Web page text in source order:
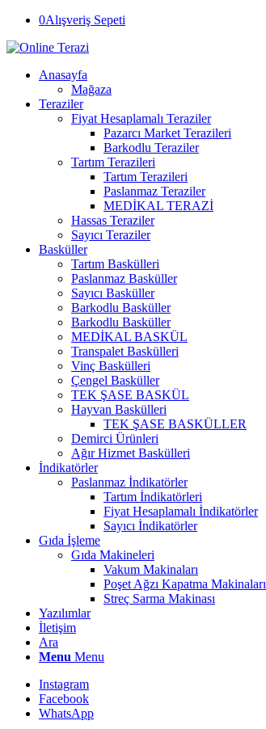
0Alışveriş Sepeti
Anasayfa
Mağaza
Teraziler
Fiyat Hesaplamalı Teraziler
Pazarcı Market Terazileri
Barkodlu Teraziler
Tartım Terazileri
Tartım Terazileri
Paslanmaz Teraziler
MEDİKAL TERAZİ
Hassas Teraziler
Sayıcı Teraziler
Basküller
Tartım Baskülleri
Paslanmaz Basküller
Sayıcı Basküller
Barkodlu Basküller
Barkodlu Basküller
MEDİKAL BASKÜL
Transpalet Baskülleri
Vinç Baskülleri
Çengel Basküller
TEK ŞASE BASKÜL
Hayvan Baskülleri
TEK ŞASE BASKÜLLER
Demirci Ürünleri
Ağır Hizmet Baskülleri
İndikatörler
Paslanmaz İndikatörler
Tartım İndikatörleri
Fiyat Hesaplamalı İndikatörler
Sayıcı İndikatörler
Gıda İşleme
Gıda Makineleri
Vakum Makinaları
Poşet Ağzı Kapatma Makinaları
Streç Sarma Makinası
Yazılımlar
İletişim
Ara
Menu Menu
Instagram
Facebook
WhatsApp